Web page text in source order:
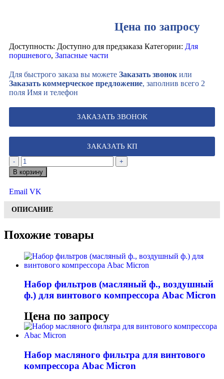
Цена по запросу
Доступность: Доступно для предзаказа Категории: Для
поршневого, Запасные части
Для быстрого заказа вы можете Заказать звонок или
Заказать коммерческое предложение, заполнив всего 2
поля Имя и телефон
ЗАКАЗАТЬ ЗВОНОК
ЗАКАЗАТЬ КП
-
+
В корзину
Email VK
ОПИСАНИЕ
Похожие товары
Набор фильтров (масляный ф., воздушный
ф.) для винтового компрессора Abac Micron
Цена по запросу
Набор масляного фильтра для винтового
компрессора Abac Micron